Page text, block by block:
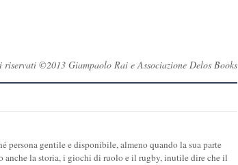
©2013 Giampaolo Rai e Associazione Delos Books
gentile e disponibile, almeno quando la sua parte
anche la storia, i giochi di ruolo e il rugby, inutile dire che il